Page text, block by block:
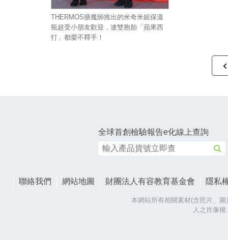
THERMOS膳魔師推出的米奇米妮保溫
瓶超受小朋友歡迎，連雙胞胎「蘋果西
打」都愛不釋手！
全球首創檢驗報告e化線上查詢
聯絡我們 網站地圖 財團法人有容教育基金會 隱私
本網站所有相關素材(含照片、
人之肖像